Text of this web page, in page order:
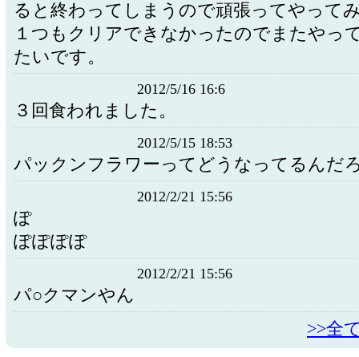
ると終わってしまうので頑張ってやっ
１つもクリアできなかったのでまたやっ
たいです。
2012/5/16 16:6
３回食われました。
2012/5/15 18:53
パックンフラワーってどうなってるんだ
2012/2/21 15:56
ぽ
ぽぽぽぽ
2012/2/21 15:56
パ○クマンやん
>>全